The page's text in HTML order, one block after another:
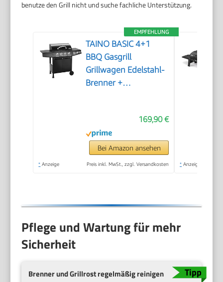
benutze den Grill nicht und suche fachliche Unterstützung.
EMPFEHLUNG
TAINO BASIC 4+1
BBQ Gasgrill
Grillwagen Edelstahl-
Brenner +
169,90 €
Bei Amazon ansehen
* Anzeige Preis inkl. MwSt., zzgl. Versandkosten * Anzeige
Pflege und Wartung für mehr
Sicherheit
Brenner und Grillrost regelmäßig reinigen